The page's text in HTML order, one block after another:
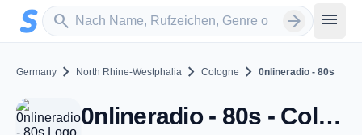
Zum Hauptinhalt springen
search
Sender suchen arrow_forward menu
Germany chevron_right North Rhine-Westphalia chevron_right Cologne chevron_right 0nlineradio - 80s
0nlineradio - 80s - Cologne